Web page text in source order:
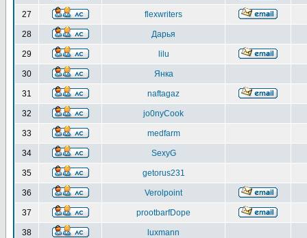
27 flexwriters
28 Дарья
29 lilu
30 Янка
31 naftagaz
32 jo0nyCook
33 medfarm
34 SexyG
35 getorus231
36 Verolpoint
37 prootbarfDope
38 luxmann